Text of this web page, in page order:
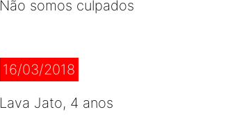
Não somos culpados
16/03/2018
Lava Jato, 4 anos